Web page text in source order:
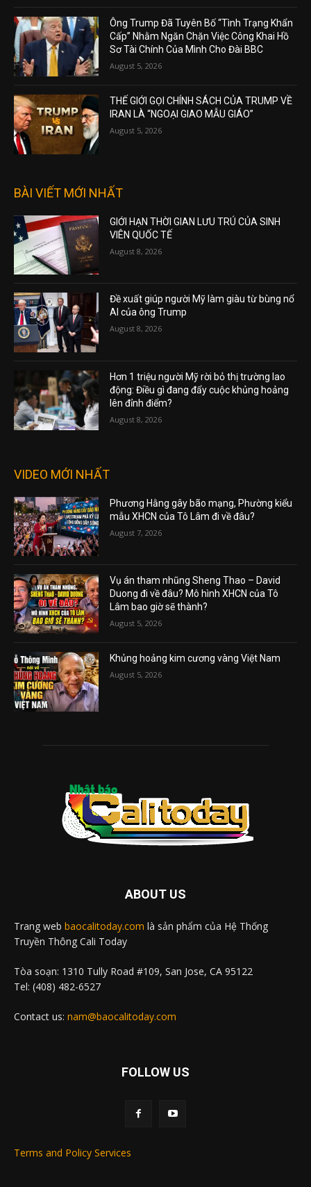
Ông Trump Đã Tuyên Bố “Tình Trạng Khẩn
Cấp” Nhằm Ngăn Chặn Việc Công Khai Hồ
Sơ Tài Chính Của Mình Cho Đài BBC
August 5, 2026
THẾ GIỚI GỌI CHÍNH SÁCH CỦA TRUMP VỀ
IRAN LÀ “NGOẠI GIAO MẪU GIÁO”
August 5, 2026
BÀI VIẾT MỚI NHẤT
GIỚI HẠN THỜI GIAN LƯU TRÚ CỦA SINH
VIÊN QUỐC TẾ
August 8, 2026
Đề xuất giúp người Mỹ làm giàu từ bùng nổ
AI của ông Trump
August 8, 2026
Hơn 1 triệu người Mỹ rời bỏ thị trường lao
động: Điều gì đang đẩy cuộc khủng hoảng
lên đỉnh điểm?
August 8, 2026
VIDEO MỚI NHẤT
Phương Hằng gây bão mạng, Phường kiểu
mẫu XHCN của Tô Lâm đi về đâu?
August 7, 2026
Vụ án tham nhũng Sheng Thao – David
Duong đi về đâu? Mô hình XHCN của Tô
Lâm bao giờ sẽ thành?
August 5, 2026
Khủng hoảng kim cương vàng Việt Nam
August 5, 2026
ABOUT US
Trang web baocalitoday.com là sản phẩm của Hệ Thống
Truyền Thông Cali Today
Tòa soạn: 1310 Tully Road #109, San Jose, CA 95122
Tel: (408) 482-6527
Contact us: nam@baocalitoday.com
FOLLOW US
Terms and Policy Services